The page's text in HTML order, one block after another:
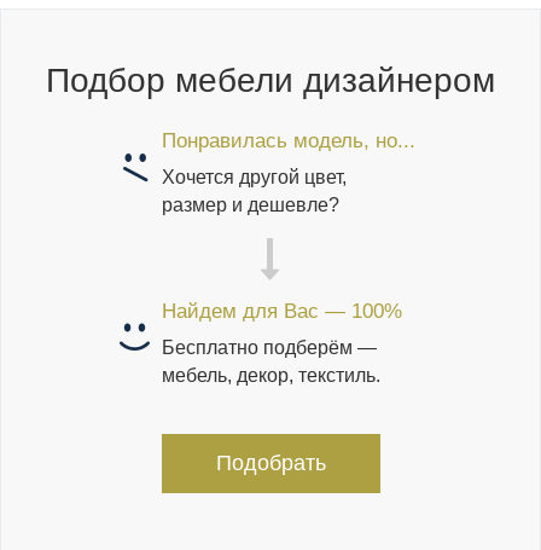
Подбор мебели дизайнером
Понравилась модель, но...
Хочется другой цвет,
размер и дешевле?
Найдем для Вас — 100%
Бесплатно подберём —
мебель, декор, текстиль.
Подобрать